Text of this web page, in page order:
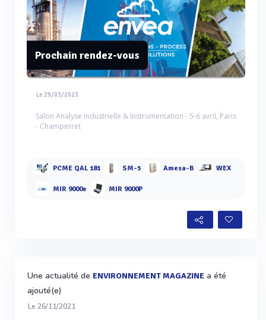
Prochain rendez-vous
Le 29/03/2023
Salon Analyse Industrielle & Instrumentation - 5-6 avril, Paris
- Champerret
PCME QAL 181 SM-5 Amesa-B WEX
MIR 9000e MIR 9000P
Une actualité de ENVIRONNEMENT MAGAZINE a été
ajouté(e)
Le 26/11/2021